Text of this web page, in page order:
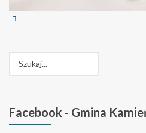
Facebook - Gmina